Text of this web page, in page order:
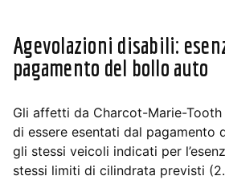
Agevolazioni disabili: e
pagamento del bollo auto
Gli affetti da Charcot-Marie-
di essere esentati dal pagamento
gli stessi veicoli indicati per
stessi limiti di cilindrata previsti